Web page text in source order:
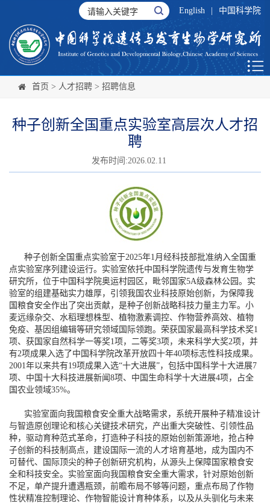
English 中国科学院
首页 > 人才招聘 > 招聘信息
种子创新全国重点实验室高层次人才招
聘
发布时间:2026.02.11
种子创新全国重点实验室于2025年1月经科技部批准纳入全国重
点实验室序列建设运行。实验室依托中国科学院遗传与发育生物学
研究所，位于中国科学院奥运村园区，毗邻国家5A级森林公园。实
验室的组建基础实力雄厚，引领我国农业科技原始创新，为保障我
国粮食安全作出了突出贡献，是种子创新战略科技力量主力军。小
麦远缘杂交、水稻理想株型、植物激素调控、作物营养高效、植物
免疫、基因组编辑等研究领域国际领跑。荣获国家最高科学技术奖1
项、获国家自然科学一等奖1项，二等奖3项，未来科学大奖2项，并
有2项成果入选了中国科学院改革开放四十年40项标志性科技成果。
2001年以来共有19项成果入选“十大进展”，包括中国科学十大进展7
项、中国十大科技进展新闻8项、中国生命科学十大进展4项，占全
国农业领域35%。
实验室面向我国粮食安全重大战略需求，系统开展种子精准设计
与智造原创理论和核心关键技术研究，产出重大突破性、引领性品
种，驱动育种范式革命，打造种子科技的原始创新策源地，抢占种
子创新的科技制高点，建设国际一流的人才培育基地，成为国内不
可替代、国际顶尖的种子创新研究机构，从源头上保障国家粮食安
全和科技安全。实验室面向我国粮食安全重大需求，针对原始创新
不足，单产提升遭遇瓶颈，前瞻布局不够等问题，重点布局了作物
性状精准控制理论、作物智能设计育种体系，以及从头驯化与未来